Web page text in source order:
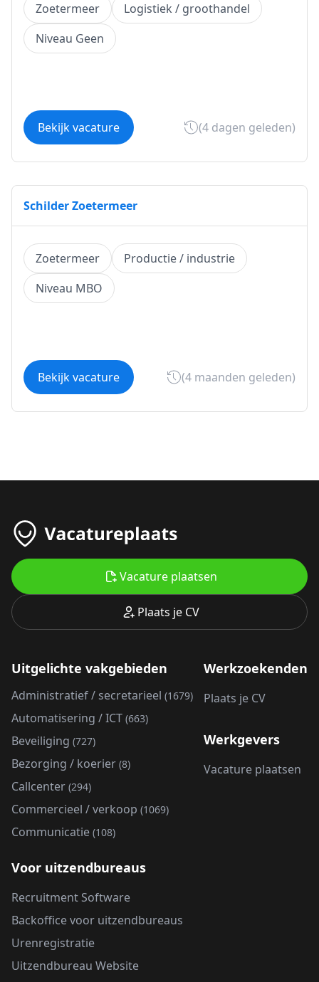
Zoetermeer
Logistiek / groothandel
Niveau Geen
Bekijk vacature (4 dagen geleden)
Schilder Zoetermeer
Zoetermeer
Productie / industrie
Niveau MBO
Bekijk vacature (4 maanden geleden)
Plaats je CV
Vacature plaatsen
Uitgelichte vakgebieden
Administratief / secretarieel (1679)
Automatisering / ICT (663)
Beveiliging (727)
Bezorging / koerier (8)
Callcenter (294)
Commercieel / verkoop (1069)
Communicatie (108)
Werkzoekenden
Plaats je CV
Werkgevers
Vacature plaatsen
Voor uitzendbureaus
Recruitment Software
Backoffice voor uitzendbureaus
Urenregistratie
Uitzendbureau Website